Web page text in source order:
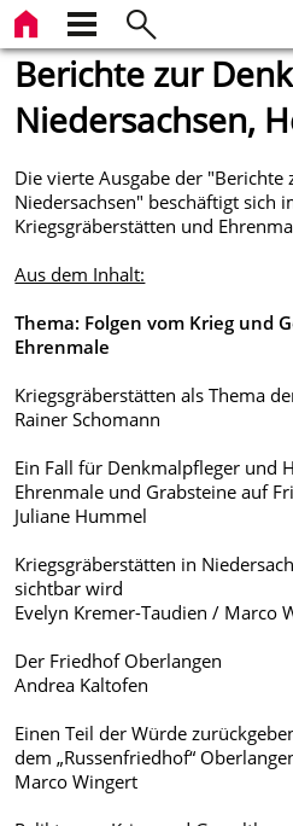
Berichte zur
Niedersachsen,
Die vierte Ausgabe der "Berichte
Niedersachsen" beschäftigt sich
Kriegsgräberstätten und
Aus dem Inhalt:
Thema: Folgen vom Krieg und
Ehrenmale
Kriegsgräberstätten als Thema
Rainer Schomann
Ein Fall für Denkmalpfleger und
Ehrenmale und Grabsteine auf
Juliane Hummel
Kriegsgräberstätten in
sichtbar wird
Evelyn Kremer-Taudien / Marco
Der Friedhof Oberlangen
Andrea Kaltofen
Einen Teil der Würde
dem „Russenfriedhof“
Marco Wingert